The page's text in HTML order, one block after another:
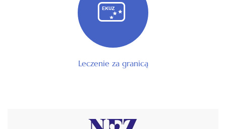
Leczenie za granicą